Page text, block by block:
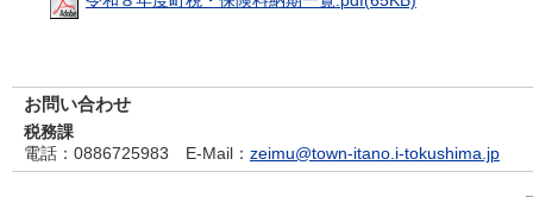
お問い合わせ
税務課
電話 ：0886725983 E-Mail ： zeimu@town-itano.i-tokushima.jp